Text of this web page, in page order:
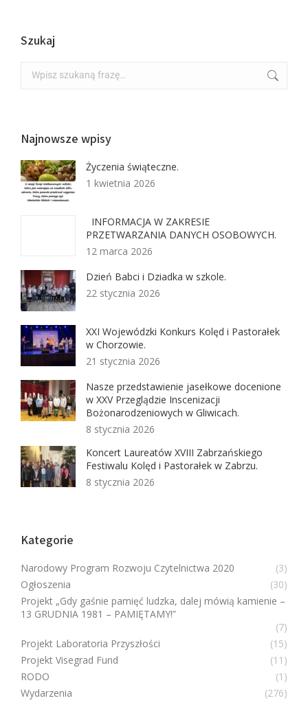
Szukaj
Najnowsze wpisy
Życzenia świąteczne.
1 kwietnia 2026
INFORMACJA W ZAKRESIE
PRZETWARZANIA DANYCH OSOBOWYCH.
12 marca 2026
Dzień Babci i Dziadka w szkole.
22 stycznia 2026
XXI Wojewódzki Konkurs Kolęd i Pastorałek
w Chorzowie.
21 stycznia 2026
Nasze przedstawienie jasełkowe docenione
w XXV Przeglądzie Inscenizacji
Bożonarodzeniowych w Gliwicach.
8 stycznia 2026
Koncert Laureatów XVIII Zabrzańskiego
Festiwalu Kolęd i Pastorałek w Zabrzu.
8 stycznia 2026
Kategorie
Narodowy Program Rozwoju Czytelnictwa 2020
(3)
Ogłoszenia
(30)
Projekt „Gdy gaśnie pamięć ludzka, dalej mówią kamienie –
13 GRUDNIA 1981 – PAMIĘTAMY!”
(7)
Projekt Laboratoria Przyszłości
(15)
Projekt Visegrad Fund
(11)
RODO
(1)
Wydarzenia
(276)